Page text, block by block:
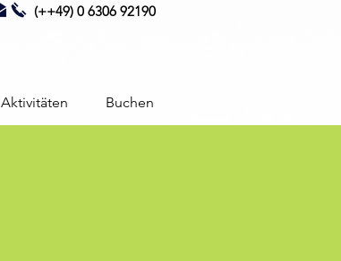
(++49) 0 6306 92190
Aktivitäten Buchen